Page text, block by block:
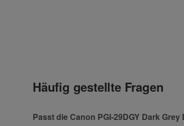
Häufig gestellte Fragen
Passt die Canon PGI-29DGY Dark